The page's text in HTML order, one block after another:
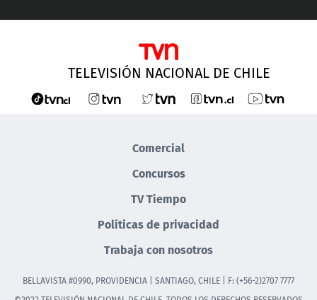
TELEVISIÓN NACIONAL DE CHILE
Comercial
Concursos
TV Tiempo
Políticas de privacidad
Trabaja con nosotros
BELLAVISTA #0990, PROVIDENCIA | SANTIAGO, CHILE | F: (+56-2)2707 7777